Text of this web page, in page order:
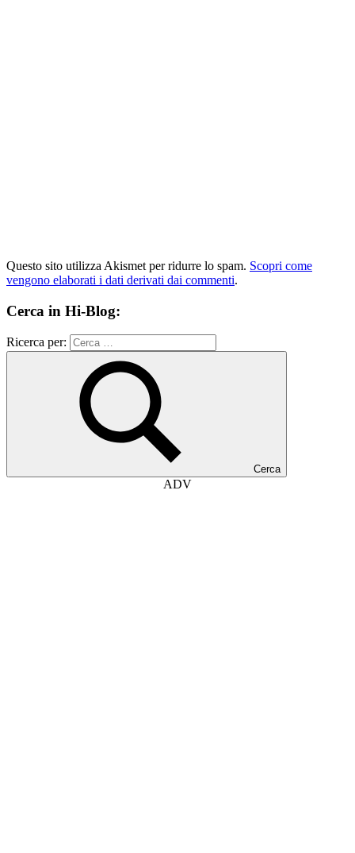
Questo sito utilizza Akismet per ridurre lo spam. Scopri come
vengono elaborati i dati derivati dai commenti.
Cerca in Hi-Blog:
Ricerca per:
Cerca
ADV